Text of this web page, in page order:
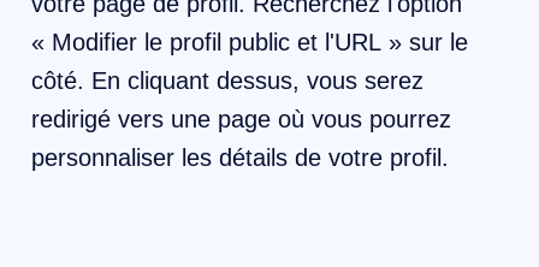
« Modifier le profil public et l'URL » sur le
côté. En cliquant dessus, vous serez
redirigé vers une page où vous pourrez
personnaliser les détails de votre profil.